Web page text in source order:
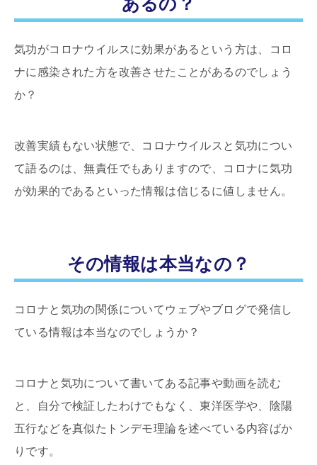
気功がコロナウイルスに効果があるという方は、コロ
ナに感染された方を改善させたことがあるのでしょう
か？
改善実績もない状態で、コロナウイルスと気功につい
て語るのは、無責任でもありますので、コロナに気功
が効果的であるといった情報は信じるに値しません。
その情報は本当なの？
コロナと気功の関係についてウェブやブログで発信し
ている情報は本当なのでしょうか？
コロナと気功について書いてある記事や動画を読む
と、自分で検証したわけでもなく、東洋医学や、陰陽
五行などを真似たトンデモ理論を述べている内容ばか
りです。